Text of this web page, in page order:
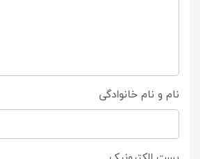
نام و نام خانوادگی